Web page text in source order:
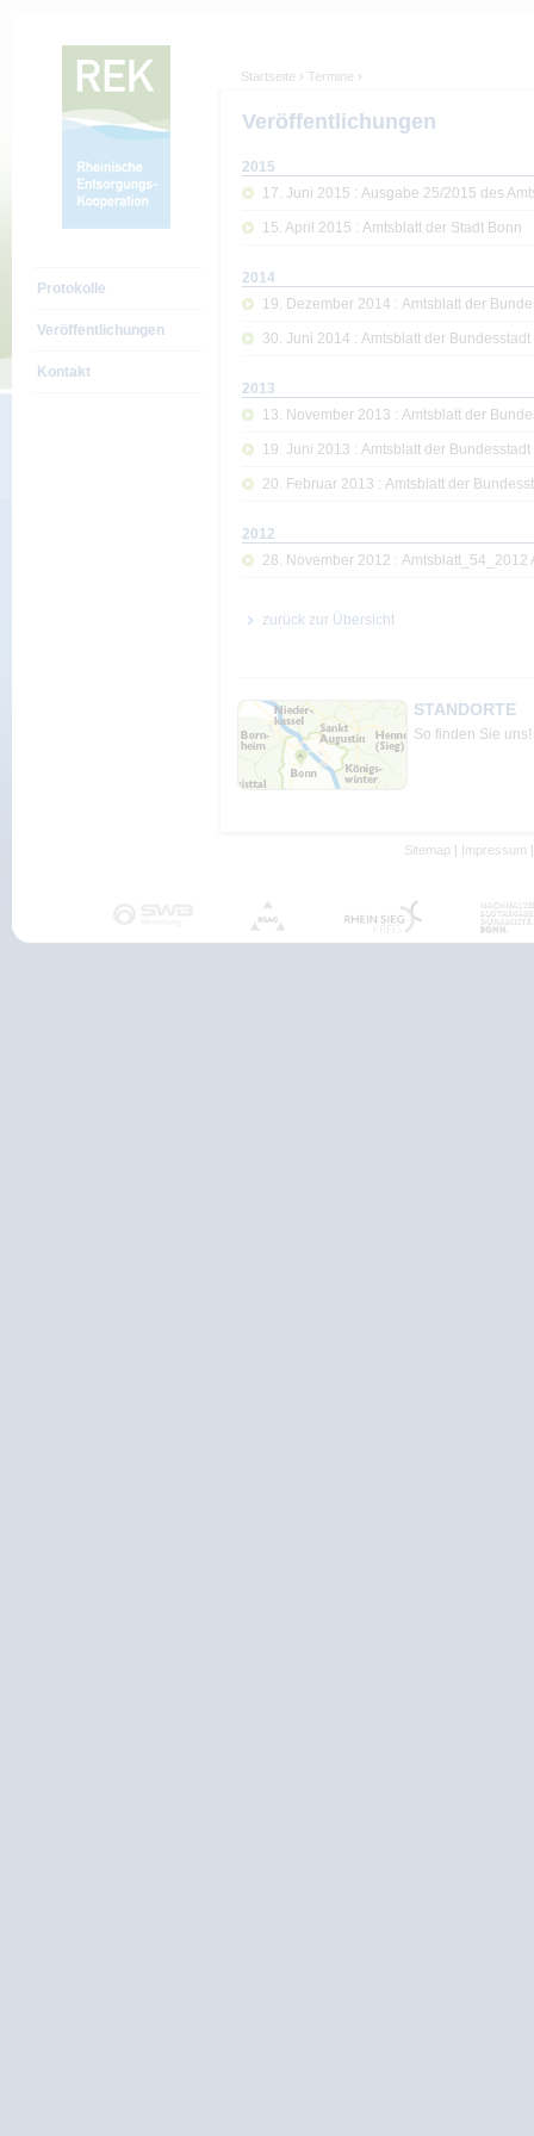
Startseite › Termine ›
Die REK
Organisation
Termine
Protokolle
Veröffentlichungen
Kontakt
Veröffentlichungen
2015
17. Juni 2015 : Ausgabe 25/2015 des
15. April 2015 : Amtsblatt der Stadt Bonn
2014
19. Dezember 2014 : Amtsblatt der
30. Juni 2014 : Amtsblatt der
2013
13. November 2013 : Amtsblatt der
19. Juni 2013 : Amtsblatt der
20. Februar 2013 : Amtsblatt der
2012
28. November 2012 :
zurück zur Übersicht
STANDORTE
So finden Sie uns!
Sitemap | Impressum